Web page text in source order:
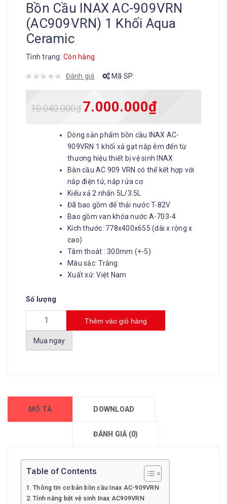
Bồn Cầu INAX AC-909VRN
(AC909VRN) 1 Khối Aqua
Ceramic
Tình trạng: Còn hàng
Đánh giá Mã SP:
10.040.000₫ 7.000.000₫
Dòng sản phẩm bồn cầu INAX AC-
909VRN 1 khối xả gạt nắp êm đến từ
thương hiệu thiết bị vệ sinh INAX
Bàn cầu AC 909 VRN có thể kết hợp với
nắp điện tử, nắp rửa cơ
Kiểu xả 2 nhấn 5L/3.5L
Đã bao gồm đế thải nước T-82V
Bao gồm van khóa nước A-703-4
Kích thước: 778x400x655 (dài x rộng x
cao)
Tâm thoát : 300mm (+-5)
Màu sắc: Trắng
Xuất xứ: Việt Nam
Số lượng
Thêm vào giỏ hàng
Mua ngay
MÔ TẢ DOWNLOAD
ĐÁNH GIÁ (0)
Table of Contents
Thông tin cơ bản bồn cầu Inax AC-909VRN
Tính năng bệt vệ sinh Inax AC909VRN